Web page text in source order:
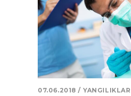
07.06.2018 YANGILIKLAR